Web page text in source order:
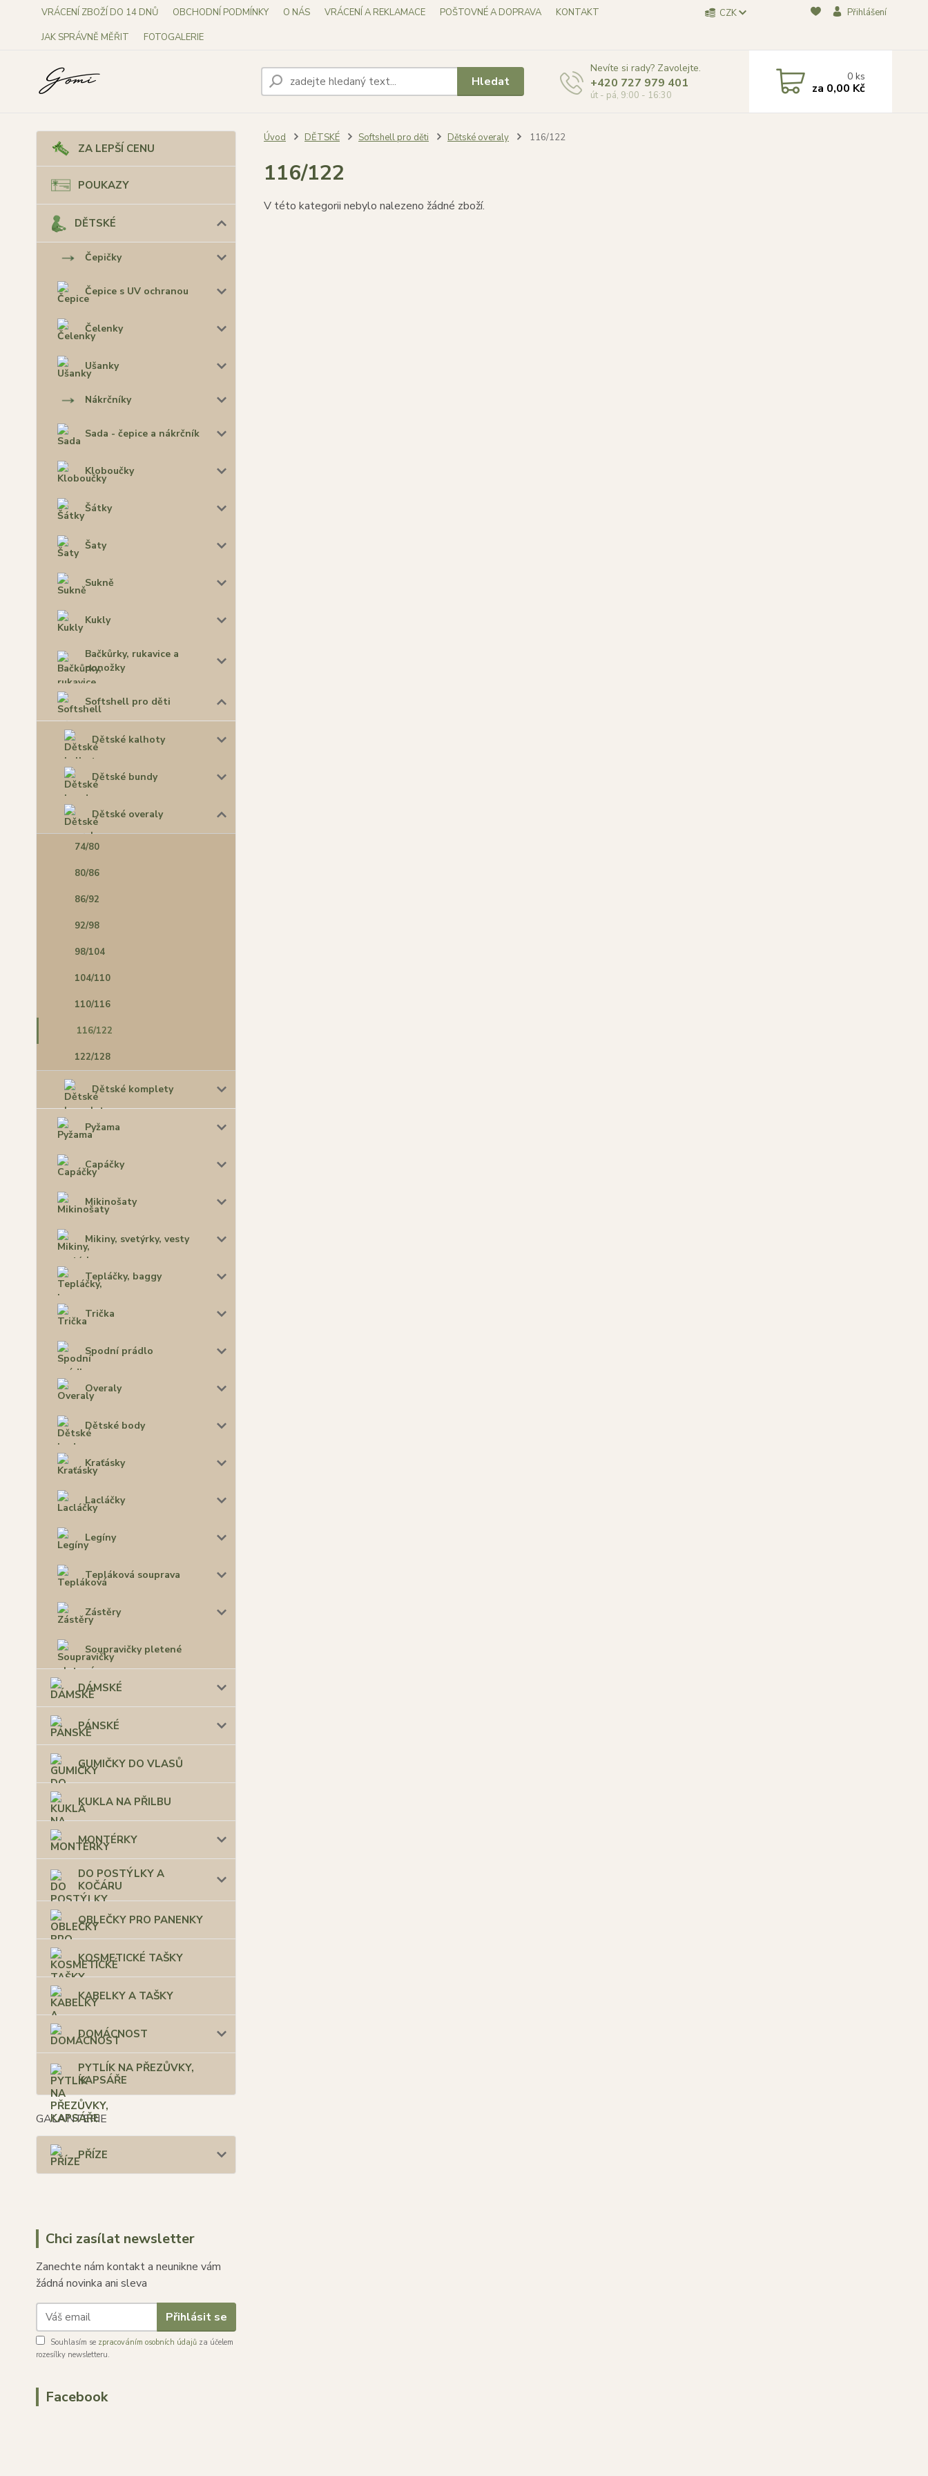
VRÁCENÍ ZBOŽÍ DO 14 DNŮ OBCHODNÍ PODMÍNKY O NÁS VRÁCENÍ A REKLAMACE POŠTOVNÉ A DOPRAVA
KONTAKT
JAK SPRÁVNĚ MĚŘIT
FOTOGALERIE
CZK Přihlášení
Hledat
Nevíte si rady? Zavolejte.
+420 727 979 401
út - pá, 9:00 - 16:30
0ks
za 0,00 Kč
ZA LEPŠÍ CENU
POUKAZY
DĚTSKÉ
Čepičky
Čepice s UV ochranou
Čelenky
Ušanky
Nákrčníky
Sada - čepice a nákrčník
Kloboučky
Šátky
Šaty
Sukně
Kukly
Bačkůrky, rukavice a
ponožky
Softshell pro děti
Dětské kalhoty
Dětské bundy
Dětské overaly
74/80
80/86
86/92
92/98
98/104
104/110
110/116
116/122
122/128
Dětské komplety
Pyžama
Capáčky
Mikinošaty
Mikiny, svetýrky, vesty
Tepláčky, baggy
Trička
Spodní prádlo
Overaly
Dětské body
Kraťásky
Lacláčky
Legíny
Tepláková souprava
Zástěry
Soupravičky pletené
DÁMSKÉ
PÁNSKÉ
GUMIČKY DO VLASŮ
KUKLA NA PŘILBU
MONTÉRKY
DO POSTÝLKY A
KOČÁRU
OBLEČKY PRO PANENKY
KOSMETICKÉ TAŠKY
KABELKY A TAŠKY
DOMÁCNOST
PYTLÍK NA PŘEZŮVKY,
KAPSÁŘE
GALANTERIE
PŘÍZE
Chci zasílat newsletter
Zanechte nám kontakt a neunikne vám
žádná novinka ani sleva
Přihlásit se
Souhlasím se zpracováním osobních údajů za účelem
rozesílky newsletteru.
Facebook
Úvod DĚTSKÉ Softshell pro děti Dětské overaly 116/122
116/122
V této kategorii nebylo nalezeno žádné zboží.